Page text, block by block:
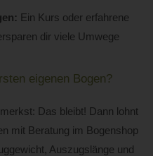
Ein Kurs oder erfahrene
dir viele Umwege
eigenen Bogen?
Das bleibt! Dann lohnt
mit Beratung im Bogenshop
Auszugslänge und